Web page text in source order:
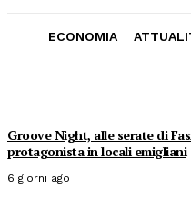
ECONOMIA
Groove Night, alle serate di
protagonista in locali emigliani
6 giorni ago